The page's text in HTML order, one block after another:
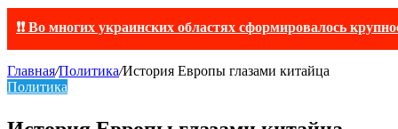
❗❗ Во многих украинских областях сформировалось
Главная/Политика/История Европы глазами китайца
Политика